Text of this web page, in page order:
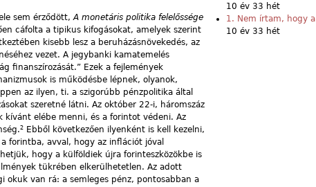
sem érződött,A monetáris politika felelőssége
cáfolta a tipikus kifogásokat, amelyek szerint
kisebb lesz a beruházásnövekedés, az
vezet. A jegybanki ka­matemelés
finanszírozását.” Ezek a fejlemények
is működésbe lépnek, olyanok,
az ilyen, ti. a szigorúbb pénzpolitika által
szeretné látni. Az október 22-i, háromszáz
kívánt elébe menni, és a forintot védeni. Az
2 Ebből következően ilyenként is kell kezelni,
forintba, avval, hogy az inflá­ciót jóval
hogy a külföldiek újra forinteszközökbe is
tükrében elkerülhetetlen. Az adott
okuk van rá: a semleges pénz, pontosabban a
10 év 33 hét
1. Nem írtam, hogy a
10 év 33 hét